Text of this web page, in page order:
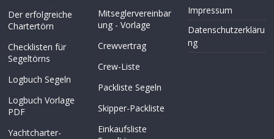
Der erfolgreiche
Chartertörn
Checklisten für
Segeltörns
Logbuch Segeln
Logbuch Vorlage
PDF
Yachtcharter-
Mitseglervereinbar
ung - Vorlage
Crewvertrag
Crew-Liste
Packliste Segeln
Skipper-Packliste
Einkaufsliste
Impressum
Datenschutzerkläru
ng